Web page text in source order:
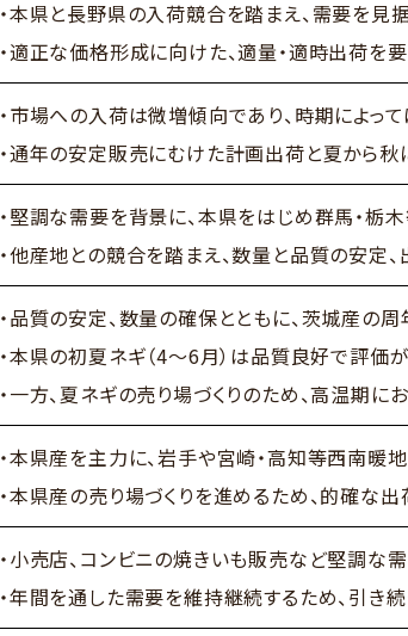
・本県と長野県の入荷競合を踏まえ、需要を
・適正な価格形成に向けた、適量・適時出荷を
・市場への入荷は微増傾向であり、時期によっ
・通年の安定販売にむけた計画出荷と夏から
・堅調な需要を背景に、本県をはじめ群馬・栃
・他産地との競合を踏まえ、数量と品質の安定
・品質の安定、数量の確保とともに、茨城産の
・本県の初夏ネギ（4～6月）は品質良好で評価
・一方、夏ネギの売り場づくりのため、高温期
・本県産を主力に、岩手や宮崎・高知等西南暖
・本県産の売り場づくりを進めるため、的確な
・小売店、コンビニの焼きいも販売など堅調な
・年間を通した需要を維持継続するため、引き